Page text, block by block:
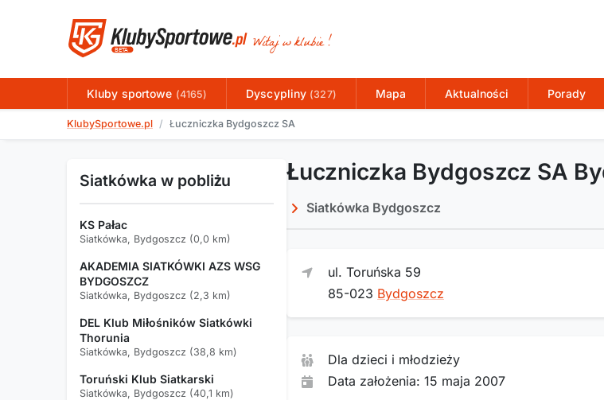
Kluby sportowe (4165) Dyscypliny (327) Mapa Aktualności Porady
KlubySportowe.pl Łuczniczka Bydgoszcz SA
Łuczniczka Bydgoszcz SA
Siatkówka Bydgoszcz
ul. Toruńska 59
85-023 Bydgoszcz
Dla dzieci i młodzieży
Data założenia: 15 maja 2007
Siatkówka w pobliżu
KS Pałac
Siatkówka, Bydgoszcz (0,0 km)
AKADEMIA SIATKÓWKI AZS WSG
BYDGOSZCZ
Siatkówka, Bydgoszcz (2,3 km)
DEL Klub Miłośników Siatkówki
Thorunia
Siatkówka, Bydgoszcz (38,8 km)
Toruński Klub Siatkarski
Siatkówka, Bydgoszcz (40,1 km)